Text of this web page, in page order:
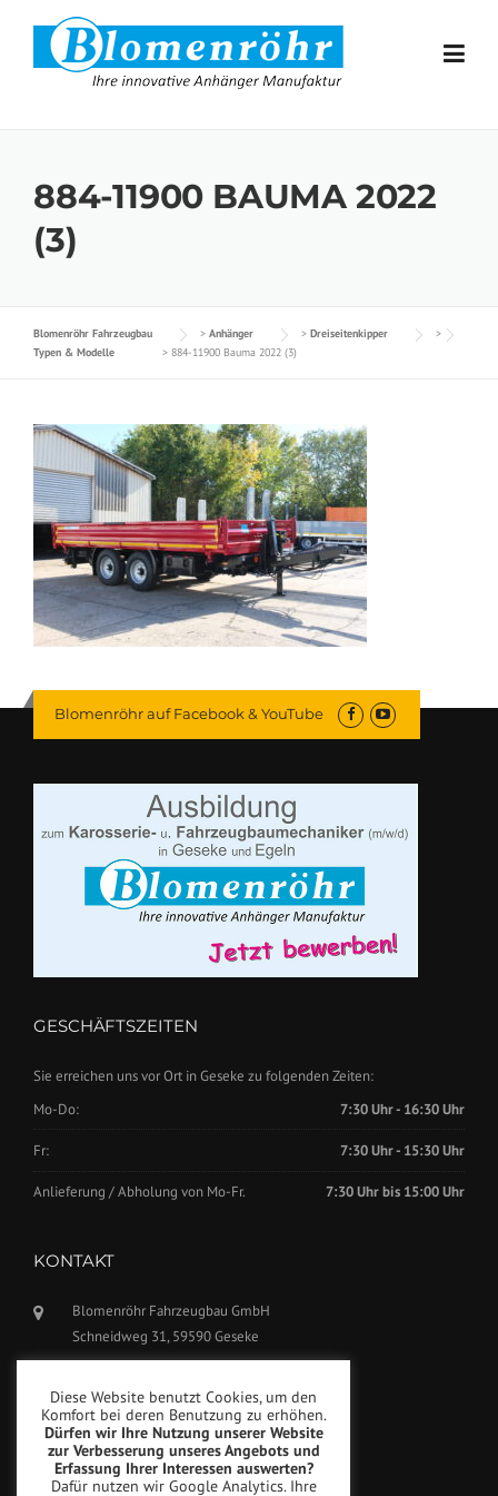
Skip to content
884-11900 BAUMA 2022
(3)
Blomenröhr Fahrzeugbau > Anhänger > Dreiseitenkipper
>
Typen & Modelle
> 884-11900 Bauma 2022 (3)
Blomenröhr auf Facebook & YouTube
GESCHÄFTSZEITEN
Sie erreichen uns vor Ort in Geseke zu folgenden Zeiten:
Mo-Do:
7:30 Uhr - 16:30 Uhr
Fr: 7:30 Uhr - 15:30 Uhr
Anlieferung / Abholung von Mo-Fr. 7:30 Uhr bis 15:00 Uhr
KONTAKT
Blomenröhr Fahrzeugbau GmbH
Schneidweg 31, 59590 Geseke
Fax: +49(0)2942-5799777
info@blomenroehr.com
Diese Website benutzt Cookies, um den
Komfort bei deren Benutzung zu erhöhen.
Dürfen wir Ihre Nutzung unserer Website
zur Verbesserung unseres Angebots und
Erfassung Ihrer Interessen auswerten?
Dafür nutzen wir Google Analytics. Ihre